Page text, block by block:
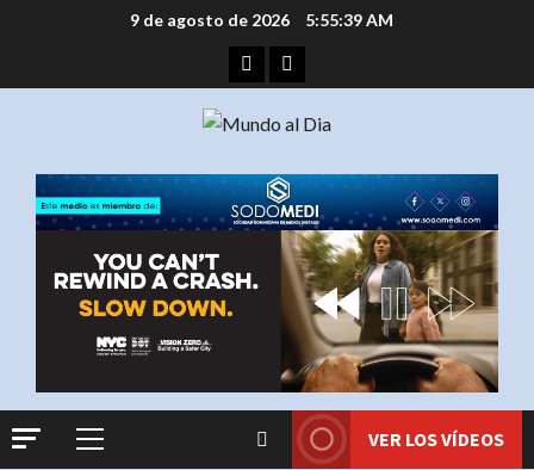
9 de agosto de 2026 5:55:40 AM
FacebookInstagram
Menú
VER LOS VÍDEOS